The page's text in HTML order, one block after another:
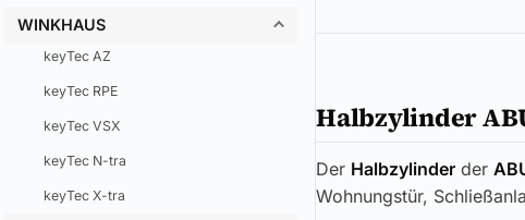
WINKHAUS
keyTec AZ
keyTec RPE
keyTec VSX
keyTec N-tra
keyTec X-tra
Halbzylinder
Der Halbzylinder der
Wohnungstür,